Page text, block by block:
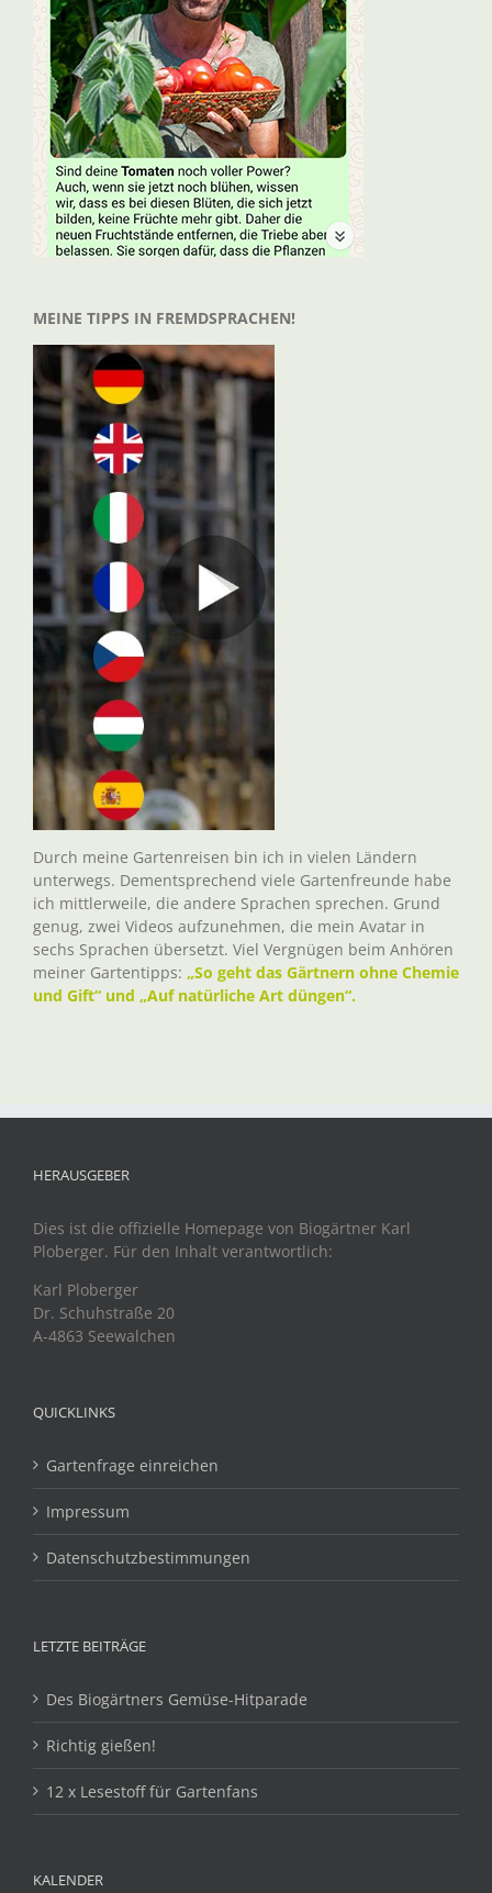
MEINE TIPPS IN FREMDSPRACHEN!
Durch meine Gartenreisen bin ich in vielen Ländern
unterwegs. Dementsprechend viele Gartenfreunde habe
ich mittlerweile, die andere Sprachen sprechen. Grund
genug, zwei Videos aufzunehmen, die mein Avatar in
sechs Sprachen übersetzt. Viel Vergnügen beim Anhören
meiner Gartentipps: „So geht das Gärtnern ohne Chemie
und Gift“ und „Auf natürliche Art düngen“.
HERAUSGEBER
Dies ist die offizielle Homepage von Biogärtner Karl
Ploberger. Für den Inhalt verantwortlich:
Karl Ploberger
Dr. Schuhstraße 20
A-4863 Seewalchen
QUICKLINKS
Gartenfrage einreichen
Impressum
Datenschutzbestimmungen
LETZTE BEITRÄGE
Des Biogärtners Gemüse-Hitparade
Richtig gießen!
12 x Lesestoff für Gartenfans
KALENDER